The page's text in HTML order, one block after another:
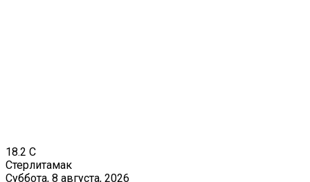
18.2 C
Стерлитамак
Суббота, 8 августа, 2026